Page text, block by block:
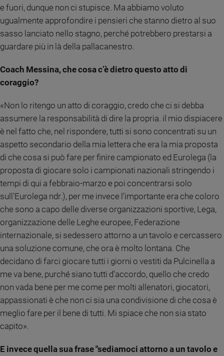
e
streaming
Musica
ed
Genitori
e
figli
Nonni
Coppia
Scuola
e
Riflessioni
Foto
e fuori, dunque non ci stupisce. Ma abbiamo voluto
ugualmente approfondire i pensieri che stanno dietro al suo
sasso lanciato nello stagno, perché potrebbero prestarsi a
guardare più in là della pallacanestro.
Coach Messina, che cosa c’è dietro questo atto di
coraggio?
«Non lo ritengo un atto di coraggio, credo che ci si debba
assumere la responsabilità di dire la propria. il mio dispiacere
è nel fatto che, nel rispondere, tutti si sono concentrati su un
aspetto secondario della mia lettera che era la mia proposta
di che cosa si può fare per finire campionato ed Eurolega (la
proposta di giocare solo i campionati nazionali stringendo i
tempi di qui a febbraio-marzo e poi concentrarsi solo
sull'Eurolega ndr.), per me invece l’importante era che coloro
che sono a capo delle diverse organizzazioni sportive, Lega,
organizzazione delle Leghe europee, Federazione
internazionale, si sedessero attorno a un tavolo e cercassero
una soluzione comune, che ora è molto lontana. Che
decidano di farci giocare tutti i giorni o vestiti da Pulcinella a
me va bene, purché siano tutti d’accordo, quello che credo
non vada bene per me come per molti allenatori, giocatori,
appassionati è che non ci sia una condivisione di che cosa è
meglio fare per il bene di tutti. Mi spiace che non sia stato
capito».
E invece quella sua frase "sediamoci attorno a un tavolo e